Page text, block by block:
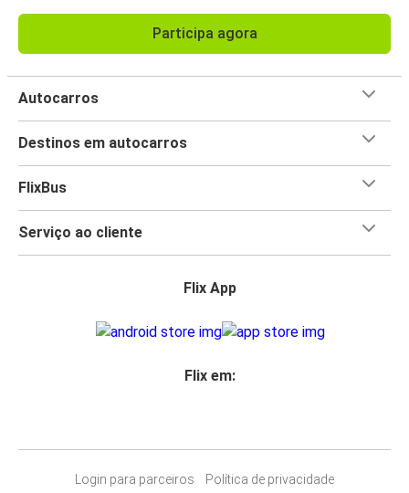
Participa agora
Autocarros
Destinos em autocarros
FlixBus
Serviço ao cliente
Flix App
Flix em:
Login para parceiros Política de privacidade